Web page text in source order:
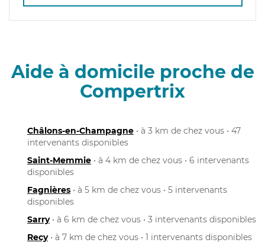
Aide à domicile proche de
Compertrix
Châlons-en-Champagne • à 3 km de chez vous • 47
intervenants disponibles
Saint-Memmie • à 4 km de chez vous • 6 intervenants
disponibles
Fagnières • à 5 km de chez vous • 5 intervenants
disponibles
Sarry• à 6 km de chez vous • 3 intervenants disponibles
Recy• à 7 km de chez vous • 1 intervenants disponibles